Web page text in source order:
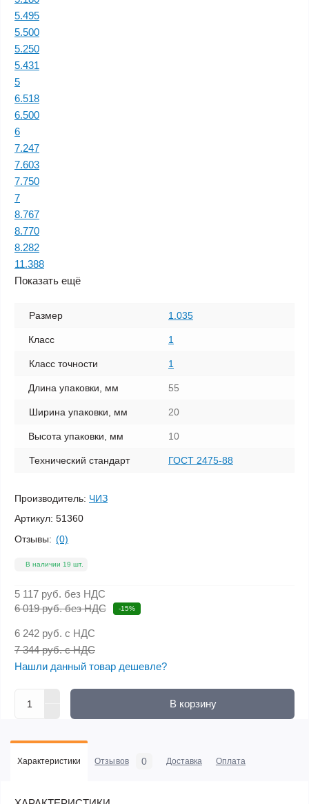
5.495
5.500
5.250
5.431
5
6.518
6.500
6
7.247
7.603
7.750
7
8.767
8.770
8.282
11.388
Показать ещё
Размер 1.035
Класс 1
Класс точности 1
Длина упаковки, мм 55
Ширина упаковки, мм 20
Высота упаковки, мм 10
Технический стандарт ГОСТ 2475-88
Производитель: ЧИЗ
Артикул: 51360
Отзывы: (0)
В наличии 19 шт.
5 117 руб. без НДС
6 019 руб. без НДС
-15%
6 242 руб. с НДС
7 344 руб. с НДС
Нашли данный товар дешевле?
В корзину
Характеристики Отзывов 0 Доставка Оплата